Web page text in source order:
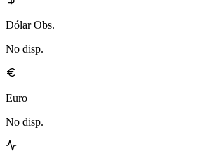
Dólar Obs.
No disp.
Euro
No disp.